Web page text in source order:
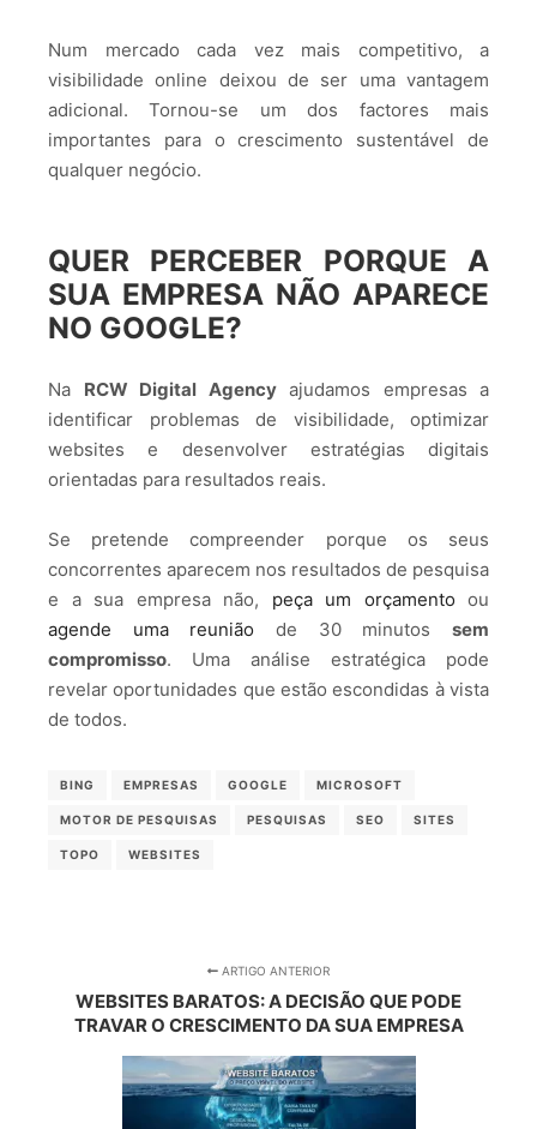
Num mercado cada vez mais competitivo, a
visibilidade online deixou de ser uma vantagem
adicional. Tornou-se um dos factores mais
importantes para o crescimento sustentável de
qualquer negócio.
QUER PERCEBER PORQUE A
SUA EMPRESA NÃO APARECE
NO GOOGLE?
Na RCW Digital Agencyajudamos empresas a
identificar problemas de visibilidade, optimizar
websites e desenvolver estratégias digitais
orientadas para resultados reais.
Se pretende compreender porque os seus
concorrentes aparecem nos resultados de pesquisa
e a sua empresa não, peça um orçamento ou
agende uma reunião de 30 minutossem
compromisso. Uma análise estratégica pode
revelar oportunidades que estão escondidas à vista
de todos.
BING EMPRESAS GOOGLE MICROSOFT
MOTOR DE PESQUISAS PESQUISAS SEO SITES
TOPO WEBSITES
ARTIGO ANTERIOR
WEBSITES BARATOS: A DECISÃO QUE PODE
TRAVAR O CRESCIMENTO DA SUA EMPRESA